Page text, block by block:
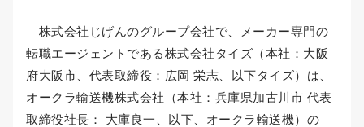
株式会社じげんのグループ会社で、メーカー専門の
転職エージェントである株式会社タイズ（本社：大阪
府大阪市、代表取締役：広岡 栄志、以下タイズ）は、
オークラ輸送機株式会社（本社：兵庫県加古川市 代表
取締役社長： 大庫良一、以下、オークラ輸送機）の